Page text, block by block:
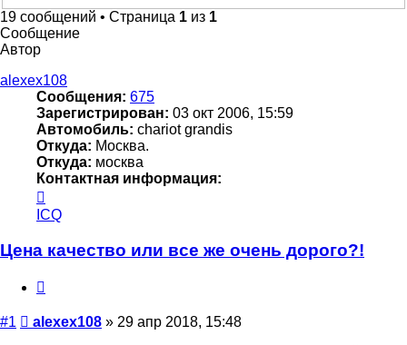
19 сообщений • Страница 1 из 1
Сообщение
Автор
alexex108
Сообщения: 675
Зарегистрирован: 03 окт 2006, 15:59
Автомобиль: chariot grandis
Откуда: Москва.
Откуда: москва
Контактная информация:
информация
пользователя
ICQ
Цена качество или все же очень дорого?!
#1 Сообщение
alexex108 » 29 апр 2018, 15:48